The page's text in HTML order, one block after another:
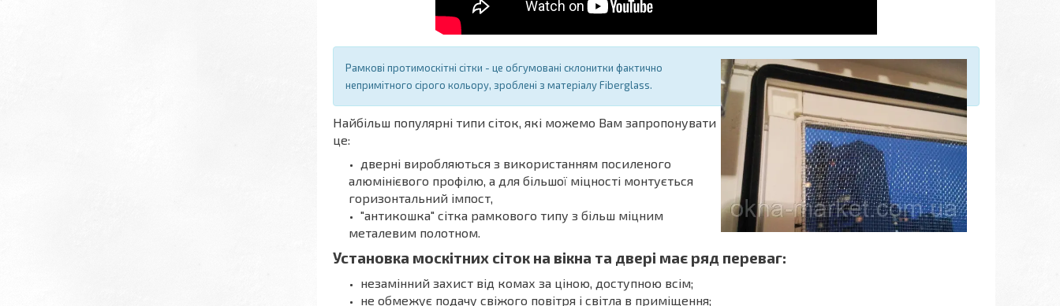
Рамкові протимоскітні сітки - це обгумовані склонитки фактично
непримітного сірого кольору, зроблені з матеріалу Fiberglass.
Найбільш популярні типи сіток, які можемо Вам запропонувати
це:
дверні виробляються з використанням посиленого
алюмінієвого профілю, а для більшої міцності монтується
горизонтальний імпост,
"антикошка" сітка рамкового типу з більш міцним
металевим полотном.
Установка москітних сіток на вікна та двері має ряд переваг:
незамінний захист від комах за ціною, доступною всім;
не обмежує подачу свіжого повітря і світла в приміщення;